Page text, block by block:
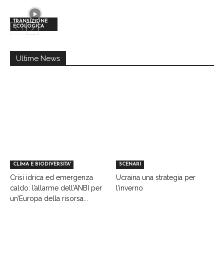
TRANSIZIONE
ECOLOGICA
Ultime News
CLIMA E BIODIVERSITA'
Crisi idrica ed emergenza
caldo: l’allarme dell’ANBI per
un’Europa della risorsa...
SCENARI
Ucraina una strategia per
l’inverno